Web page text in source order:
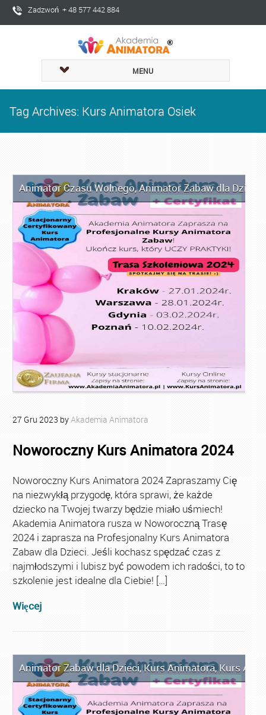
Zadzwoń + 48 577 442 884
MENU
Tag Archives: Kurs Animatora Osiek
Animator Czasu Wolnego,Animator Zabaw dla Dzieci
27 Gru 2023 byAkademia Animatora
Noworoczny Kurs Animatora 2024
Noworoczny Kurs Animatora 2024 Zapraszamy Cię
na niezwykłą przygodę, która sprawi, że każde
dziecko na Twojej twarzy będzie miało uśmiech!
Akademia Animatora rusza w Noworoczną Trasę
2024 i zaprasza na Profesjonalny Kurs Animatora
Zabaw dla Dzieci. Jeśli kochasz spędzać czas z
najmłodszymi i lubisz być powodem ich radości, to to
szkolenie jest idealne dla Ciebie! […]
Więcej
Animator Zabaw dla Dzieci,Kurs Animatora,Kurs